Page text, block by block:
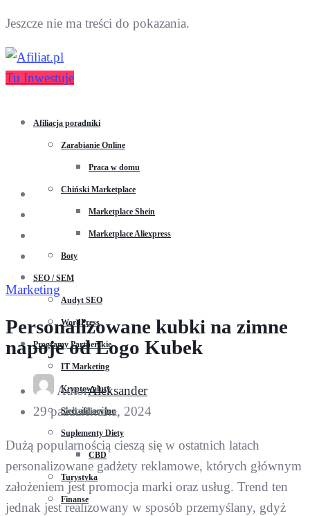
Jeszcze nie ma treści do pokazania.
Tu Inwestuje
Afiliacja poradniki
Zarabianie Online
Praca w domu
Chiński Marketplace
Marketplace Shein
Marketplace Aliexpress
Boty
SEO / SEM
Audyt SEO
WordPress
Programy Partnerskie
IT Marketing
Kryptowaluty
Sieci afiliacyjne
Suplementy Diety
CBD
Turystyka
Finanse
Marketing
Personalizowane kubki na zimne
napoje od Logo Kubek
AutorAleksander
29 października, 2024
Dużą popularnością cieszą się w ostatnich latach
personalizowane gadżety reklamowe, których głównym
założeniem jest promocja marki oraz usług. Trend ten
jednak jest realizowany w sposób przemyślany, gdyż